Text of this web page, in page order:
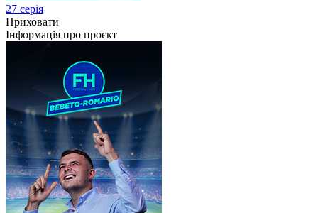
27 cерія
Приховати
Інформація про проєкт